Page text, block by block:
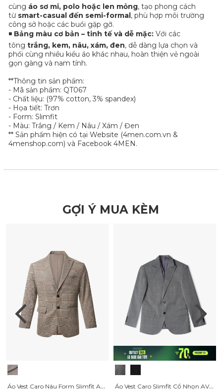
cùng áo sơ mi, polo hoặc len mỏng, tạo phong cách
từ smart-casual đến semi-formal, phù hợp môi trường
công sở hoặc các buổi gặp gỡ.
◾ Bảng màu cơ bản – tinh tế và dễ mặc: Với các
tôngtrắng, kem, nâu, xám, đen, dễ dàng lựa chọn và
phối cùng nhiều kiểu áo khác nhau, hoàn thiện vẻ ngoài
gọn gàng và nam tính.
**Thông tin sản phẩm:
- Mã sản phẩm: QT067
- Chất liệu: (97% cotton, 3% spandex)
- Họa tiết: Trơn
- Form: Slimfit
- Màu: Trắng / Kem / Nâu / Xám / Đen
** Sản phẩm hiện có tại Website (4men.com.vn &
4menshop.com) và Facebook 4MEN.
GỢI Ý MUA KÈM
Áo Vest Caro Nâu Form Slimfit AV033 Áo Vest Caro Slimfit Cổ Nhọn AV038